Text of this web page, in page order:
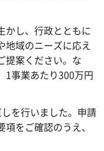
かし、行政とともに
地域のニーズに応え
提案ください。な
1事業あたり300万円
を行いました。申請
をご確認のうえ、